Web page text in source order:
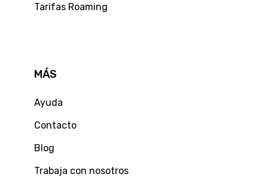
Tarifas Roaming
MÁS
Ayuda
Contacto
Blog
Trabaja con nosotros